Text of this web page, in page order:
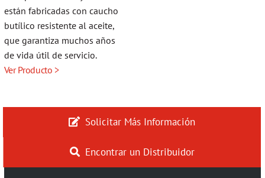
están fabricadas con caucho
butílico resistente al aceite,
que garantiza muchos años
de vida útil de servicio.
Ver Producto >
Solicitar Más Información
Encontrar un Distribuidor